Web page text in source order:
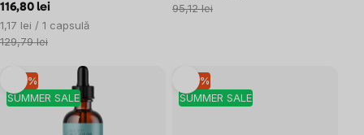
116,80 lei
Evaluare
preţ:
1,17 lei / 1 capsulă
129,79 lei
preţ:
95,12 lei
SUMMER SALE
–10 %
SUMMER SALE
–10 %